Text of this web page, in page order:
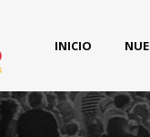
INICIO